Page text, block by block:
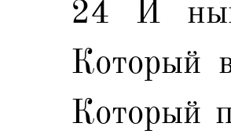
24 И
Который
Который